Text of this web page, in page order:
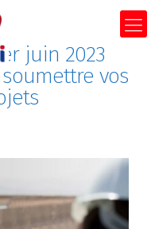
juin 2023
vos